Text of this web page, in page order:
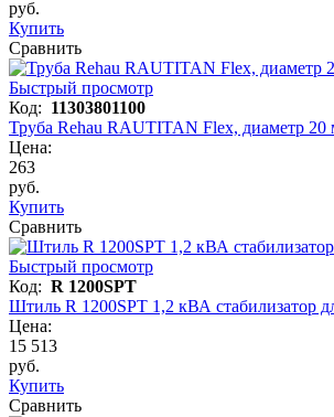
руб.
Купить
Сравнить
Быстрый просмотр
Код: 11303801100
Труба Rehau RAUTITAN Flex, диаметр 20
Цена:
263
руб.
Купить
Сравнить
Быстрый просмотр
Код: R 1200SPT
Штиль R 1200SPT 1,2 кВА стабилизатор
Цена:
15 513
руб.
Купить
Сравнить